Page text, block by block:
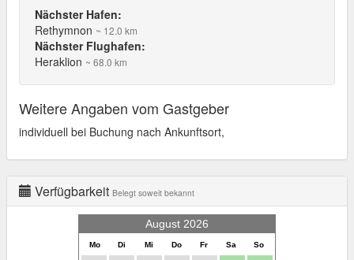
Nächster Hafen:
Rethymnon ~ 12.0 km
Nächster Flughafen:
Heraklion ~ 68.0 km
Weitere Angaben vom Gastgeber
individuell bei Buchung nach Ankunftsort,
Verfügbarkeit Belegt soweit bekannt
August 2026
Mo Di Mi Do Fr Sa So